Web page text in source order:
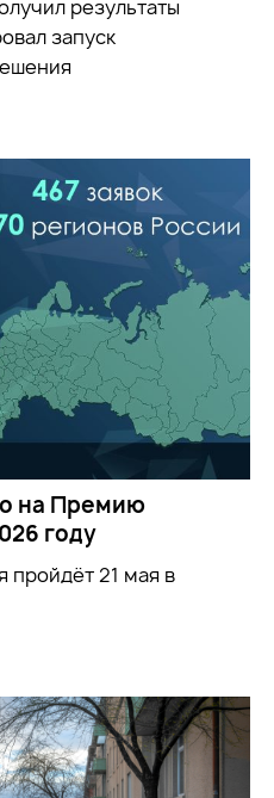
результаты
запуск
на Премию
году
21 мая в